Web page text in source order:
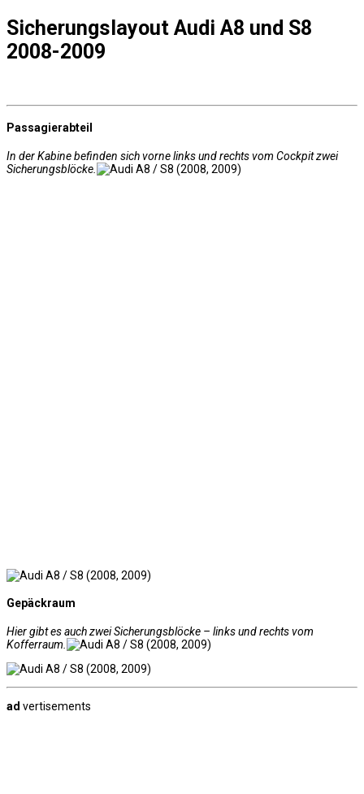
Sicherungslayout Audi A8 und S8
2008-2009
Passagierabteil
In der Kabine befinden sich vorne links und rechts vom Cockpit zwei
Sicherungsblöcke.
Gepäckraum
Hier gibt es auch zwei Sicherungsblöcke – links und rechts vom
Kofferraum.
ad vertisements